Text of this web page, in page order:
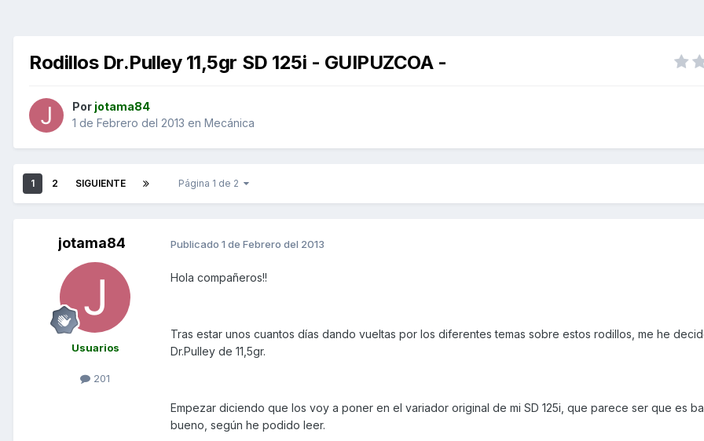
Rodillos Dr.Pulley 11,5gr SD 125i - GUIPUZCOA -
Por jotama84
1 de Febrero del 2013 en Mecánica
1 2 SIGUIENTE Página 1 de 2
jotama84
Usuarios
201
Publicado 1 de Febrero del 2013
Hola compañeros!!
Tras estar unos cuantos días dando vueltas por los diferentes temas sobre estos rodillos, me he
Dr.Pulley de 11,5gr.
Empezar diciendo que los voy a poner en el variador original de mi SD 125i, que parece ser que es
bueno, según he podido leer.